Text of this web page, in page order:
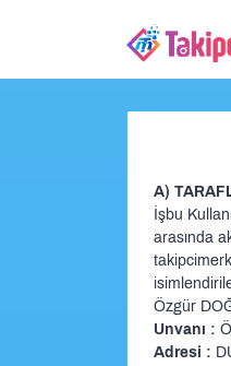
A)
İşbu
arasında
Özgür
Unvanı :
Adresi :